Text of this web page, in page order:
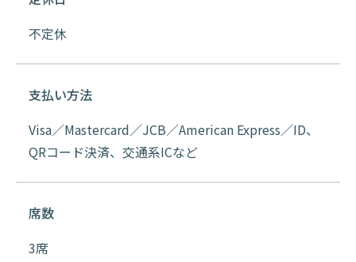
不定休
支払い方法
Visa／Mastercard／JCB／American Express／ID、
QRコード決済、交通系ICなど
席数
3席